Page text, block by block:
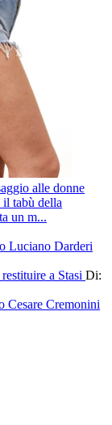
alle donne
tabù della
un m...
Luciano Darderi
a Stasi Di:
Cesare Cremonini